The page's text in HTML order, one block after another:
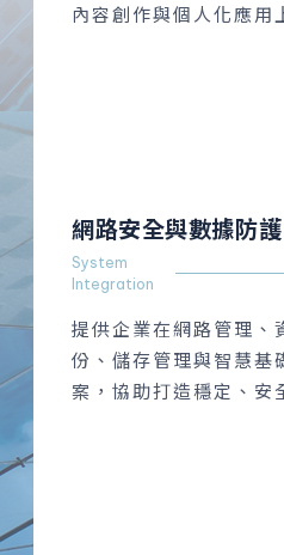
內容創作與個人化應用
網路安全與數據防護
System
Integration
提供企業在網路管理、
份、儲存管理與智慧基
案，協助打造穩定、安